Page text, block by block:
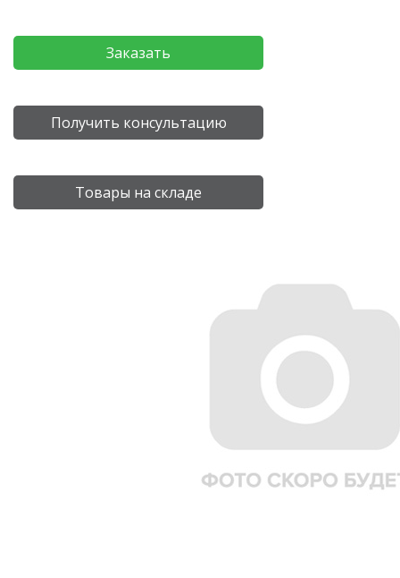
Заказать
Получить консультацию
Товары на складе